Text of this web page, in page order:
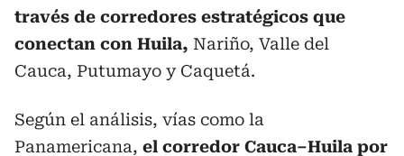
través de corredores estratégicos que
conectan con Huila, Nariño, Valle del
Cauca, Putumayo y Caquetá.
Según el análisis, vías como la
Panamericana, el corredor Cauca–Huila por